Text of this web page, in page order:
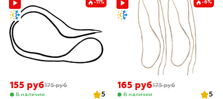
-11%
155 руб175 руб
В наличии
5
-6%
165 руб175 руб
В наличии
5